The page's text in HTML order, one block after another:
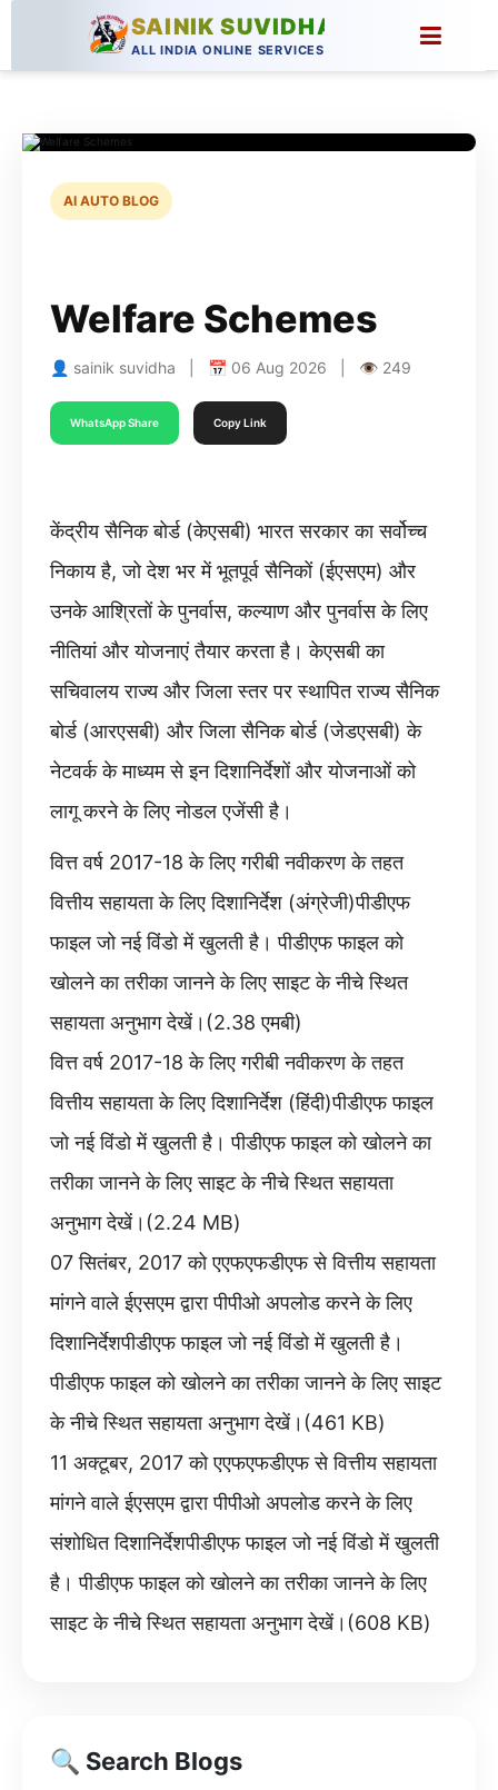
SAINIK SUVIDHA
ALL INDIA ONLINE SERVICES
AI AUTO BLOG
Welfare Schemes
👤 sainik suvidha | 📅 06 Aug 2026 | 👁 249
WhatsApp Share Copy Link
केंद्रीय सैनिक बोर्ड (केएसबी) भारत सरकार का सर्वोच्च
निकाय है, जो देश भर में भूतपूर्व सैनिकों (ईएसएम) और
उनके आश्रितों के पुनर्वास, कल्याण और पुनर्वास के लिए
नीतियां और योजनाएं तैयार करता है। केएसबी का
सचिवालय राज्य और जिला स्तर पर स्थापित राज्य सैनिक
बोर्ड (आरएसबी) और जिला सैनिक बोर्ड (जेडएसबी) के
नेटवर्क के माध्यम से इन दिशानिर्देशों और योजनाओं को
लागू करने के लिए नोडल एजेंसी है।
वित्त वर्ष 2017-18 के लिए गरीबी नवीकरण के तहत
वित्तीय सहायता के लिए दिशानिर्देश (अंग्रेजी)पीडीएफ
फाइल जो नई विंडो में खुलती है। पीडीएफ फाइल को
खोलने का तरीका जानने के लिए साइट के नीचे स्थित
सहायता अनुभाग देखें।(2.38 एमबी)
वित्त वर्ष 2017-18 के लिए गरीबी नवीकरण के तहत
वित्तीय सहायता के लिए दिशानिर्देश (हिंदी)पीडीएफ फाइल
जो नई विंडो में खुलती है। पीडीएफ फाइल को खोलने का
तरीका जानने के लिए साइट के नीचे स्थित सहायता
अनुभाग देखें।(2.24 MB)
07 सितंबर, 2017 को एएफएफडीएफ से वित्तीय सहायता
मांगने वाले ईएसएम द्वारा पीपीओ अपलोड करने के लिए
दिशानिर्देशपीडीएफ फाइल जो नई विंडो में खुलती है।
पीडीएफ फाइल को खोलने का तरीका जानने के लिए साइट
के नीचे स्थित सहायता अनुभाग देखें।(461 KB)
11 अक्टूबर, 2017 को एएफएफडीएफ से वित्तीय सहायता
मांगने वाले ईएसएम द्वारा पीपीओ अपलोड करने के लिए
संशोधित दिशानिर्देशपीडीएफ फाइल जो नई विंडो में खुलती
है। पीडीएफ फाइल को खोलने का तरीका जानने के लिए
साइट के नीचे स्थित सहायता अनुभाग देखें।(608 KB)
🔍 Search Blogs